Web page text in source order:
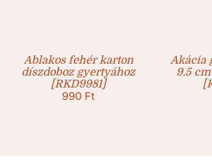
Ablakos fehér karton
díszdoboz gyertyához
[RKD9981]
990 Ft
Akácia
9.5